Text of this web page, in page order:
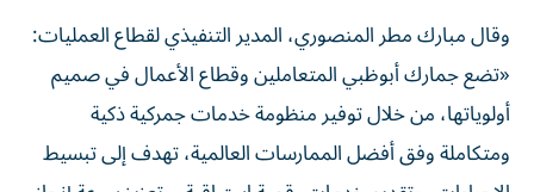
وقال مبارك مطر المنصوري، المدير التنفيذي لقطاع العمليات:
«تضع جمارك أبوظبي المتعاملين وقطاع الأعمال في صميم
أولوياتها، من خلال توفير منظومة خدمات جمركية ذكية
ومتكاملة وفق أفضل الممارسات العالمية، تهدف إلى تبسيط